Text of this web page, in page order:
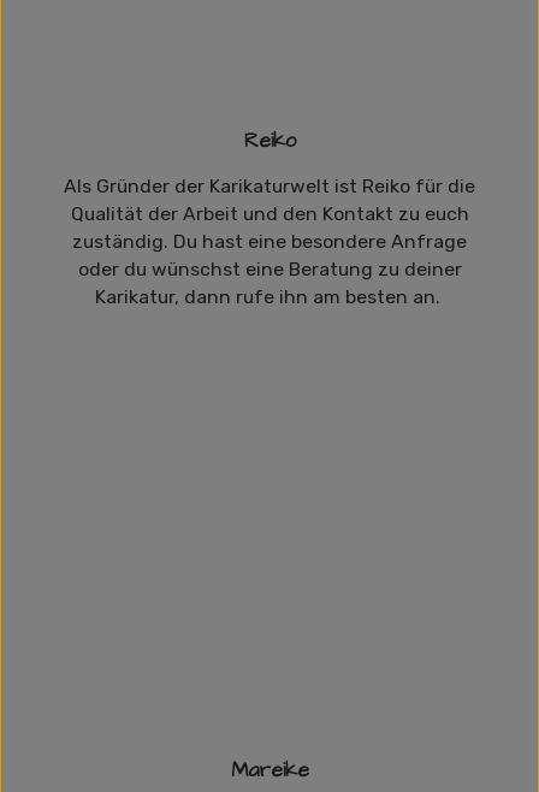
Reiko
Als Gründer der Karikaturwelt ist Reiko für die
Qualität der Arbeit und den Kontakt zu euch
zuständig. Du hast eine besondere Anfrage
oder du wünschst eine Beratung zu deiner
Karikatur, dann rufe ihn am besten an.
Mareike